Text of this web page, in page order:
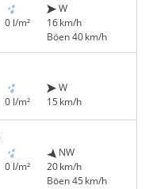
0 l/m²
W
16 km/h
Böen 40 km/h
0 l/m²
W
15 km/h
0 l/m²
NW
20 km/h
Böen 45 km/h